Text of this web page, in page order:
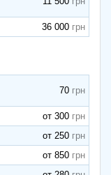
36 000
70
от 300
от 250
от 850